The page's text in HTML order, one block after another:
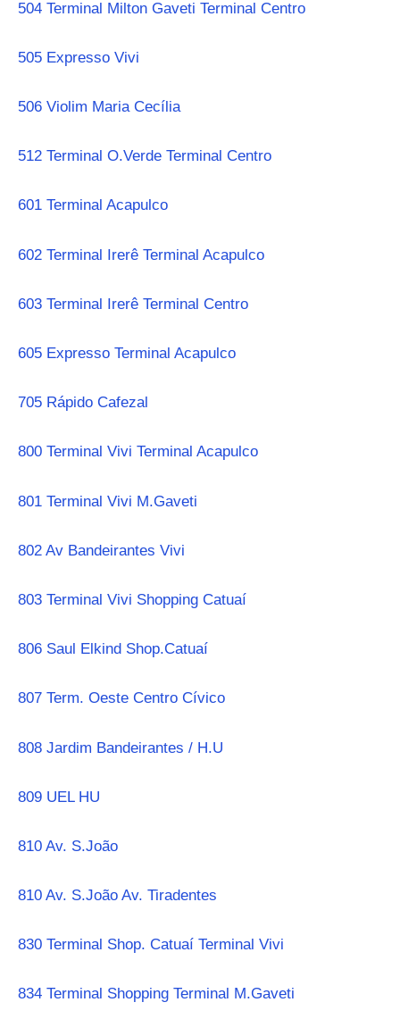
504 Terminal Milton Gaveti Terminal Centro
505 Expresso Vivi
506 Violim Maria Cecília
512 Terminal O.Verde Terminal Centro
601 Terminal Acapulco
602 Terminal Irerê Terminal Acapulco
603 Terminal Irerê Terminal Centro
605 Expresso Terminal Acapulco
705 Rápido Cafezal
800 Terminal Vivi Terminal Acapulco
801 Terminal Vivi M.Gaveti
802 Av Bandeirantes Vivi
803 Terminal Vivi Shopping Catuaí
806 Saul Elkind Shop.Catuaí
807 Term. Oeste Centro Cívico
808 Jardim Bandeirantes / H.U
809 UEL HU
810 Av. S.João
810 Av. S.João Av. Tiradentes
830 Terminal Shop. Catuaí Terminal Vivi
834 Terminal Shopping Terminal M.Gaveti